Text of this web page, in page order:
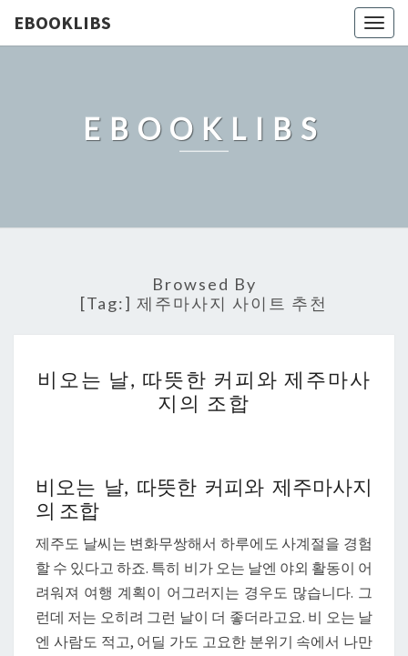
EBOOKLIBS
EBOOKLIBS
Browsed By
[Tag:] 제주마사지 사이트 추천
오
는
뜻
피
와
제
주
비오는 날, 따뜻한 커피와 제주마사
지의 조합
비오는 날, 따뜻한 커피와 제주마사지
의 조합
제주도 날씨는 변화무쌍해서 하루에도 사계절을 경험
할 수 있다고 하죠. 특히 비가 오는 날엔 야외 활동이 어
려워져 여행 계획이 어그러지는 경우도 많습니다. 그
런데 저는 오히려 그런 날이 더 좋더라고요. 비 오는 날
엔 사람도 적고, 어딜 가도 고요한 분위기 속에서 나만